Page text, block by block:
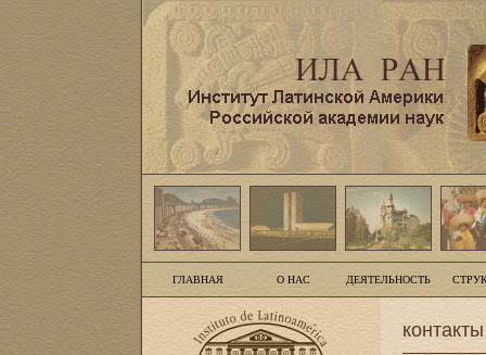
ГЛАВНАЯ О НАС ДЕЯТЕЛЬНОСТЬ
контакты